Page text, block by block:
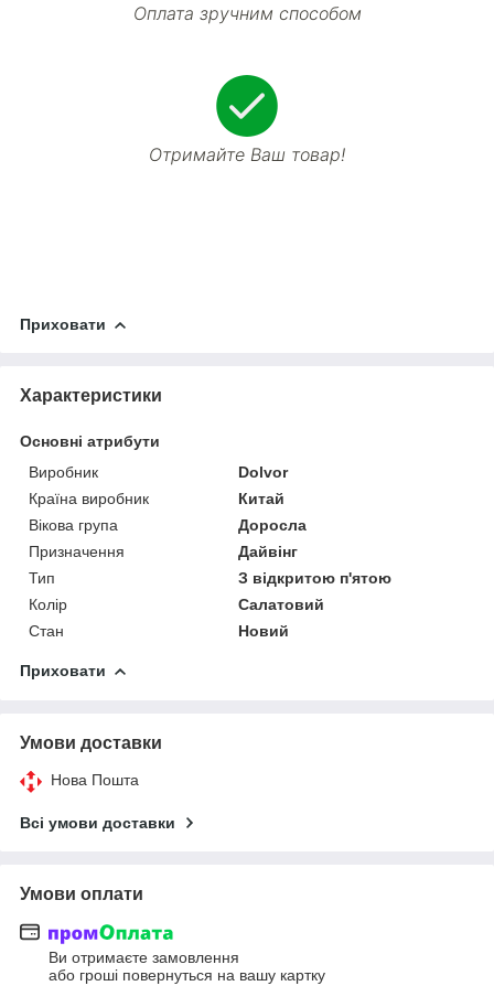
Оплата зручним способом
Отримайте Ваш товар!
Приховати
Характеристики
Основні атрибути
Виробник
Dolvor
Країна виробник
Китай
Вікова група
Доросла
Призначення
Дайвінг
Тип
З відкритою п'ятою
Колір
Салатовий
Стан
Новий
Приховати
Умови доставки
Нова Пошта
Всі умови доставки
Умови оплати
Ви отримаєте замовлення
або гроші повернуться на вашу картку